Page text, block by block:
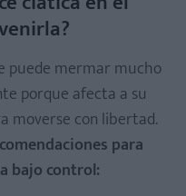
puede mermar mucho
porque afecta a su
moverse con libertad.
para
bajo control: